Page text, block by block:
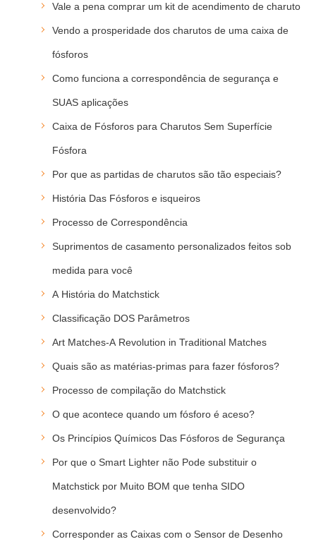
Vale a pena comprar um kit de acendimento de charuto
Vendo a prosperidade dos charutos de uma caixa de
fósforos
Como funciona a correspondência de segurança e
SUAS aplicações
Caixa de Fósforos para Charutos Sem Superfície
Fósfora
Por que as partidas de charutos são tão especiais?
História Das Fósforos e isqueiros
Processo de Correspondência
Suprimentos de casamento personalizados feitos sob
medida para você
A História do Matchstick
Classificação DOS Parâmetros
Art Matches-A Revolution in Traditional Matches
Quais são as matérias-primas para fazer fósforos?
Processo de compilação do Matchstick
O que acontece quando um fósforo é aceso?
Os Princípios Químicos Das Fósforos de Segurança
Por que o Smart Lighter não Pode substituir o
Matchstick por Muito BOM que tenha SIDO
desenvolvido?
Corresponder as Caixas com o Sensor de Desenho